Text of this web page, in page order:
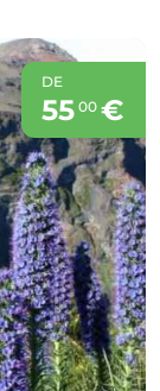
DE
55 00€